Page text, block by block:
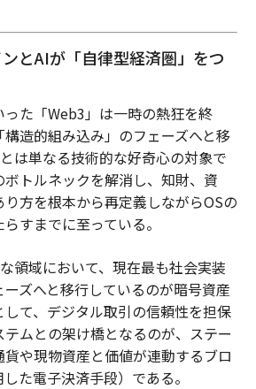
とAIが「自律型経済圏」をつ
た「Web3」は一時の熱狂を終
造的組み込み」のフェーズへと移
は単なる技術的な好奇心の対象で
トルネックを解消し、知財、資
方を根本から再定義しながらOSの
すまでに至っている。
領域において、現在最も社会実装
ズへと移行しているのが暗号資産
て、デジタル取引の信頼性を担保
ムとの架け橋となるのが、ステー
や現物資産と価値が連動するブロ
た電子決済手段）である。